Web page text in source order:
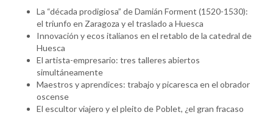
La “década prodigiosa” de Damián Forment (1520-1530):
el triunfo en Zaragoza y el traslado a Huesca
Innovación y ecos italianos en el retablo de la catedral de
Huesca
El artista-empresario: tres talleres abiertos
simultáneamente
Maestros y aprendices: trabajo y picaresca en el obrador
oscense
El escultor viajero y el pleito de Poblet, ¿el gran fracaso